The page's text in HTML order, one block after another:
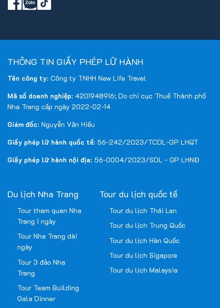
THÔNG TIN GIẤY PHÉP LỮ HÀNH
Tên công ty: Công ty TNHH New Life Travel
Mã số doanh nghiệp: 4201948916; Do chi cục Thuế Thành phố
Nha Trang cấp ngày 2022-02-14
Giám đốc: Nguyễn Văn Hiếu
Giấy phép lữ hành quốc tế: 56-242/2023/TCDL-GP LHQT
Giấy phép lữ hành nội địa: 56-0004/2023/SDL - GP LHNĐ
Du lịch Nha Trang
Tour tham quan Nha
Trang 1 ngày
Tour Nha Trang dài
ngày
Tour 3 đảo Nha
Trang
Tour Team Building
Gala Dinner
Tour du lịch quốc tế
Tour du lịch Thái Lan
Tour du lịch Trung Quốc
Tour du lịch Hàn Quốc
Tour du lịch Sigapore
Tour du lịch Malaysia